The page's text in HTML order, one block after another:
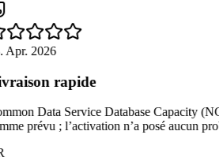
Apr. 2026
rapide
Data Service Database Capacity
prévu ; l’activation n’a posé aucun